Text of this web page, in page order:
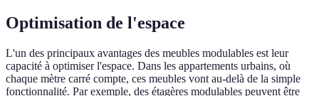
Optimisation de l'espace
L'un des principaux avantages des meubles modulables est leur
capacité à optimiser l'espace. Dans les appartements urbains, où
chaque mètre carré compte, ces meubles vont au-delà de la simple
fonctionnalité. Par exemple, des étagères modulables peuvent être